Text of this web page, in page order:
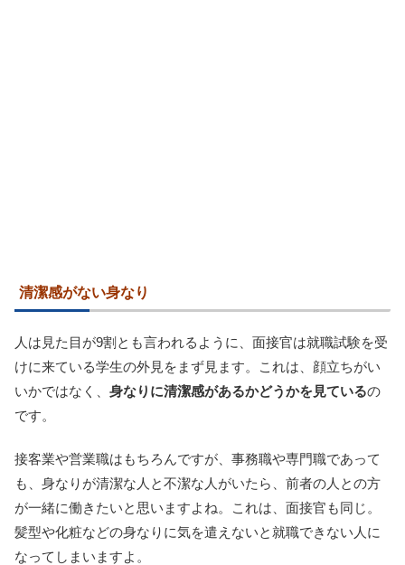
清潔感がない身なり
人は見た目が9割とも言われるように、面接官は就職試験を受
けに来ている学生の外見をまず見ます。これは、顔立ちがい
いかではなく、 身なりに清潔感があるかどうかを見ているの
です。
接客業や営業職はもちろんですが、事務職や専門職であって
も、身なりが清潔な人と不潔な人がいたら、前者の人との方
が一緒に働きたいと思いますよね。これは、面接官も同じ。
髪型や化粧などの身なりに気を遣えないと就職できない人に
なってしまいますよ。